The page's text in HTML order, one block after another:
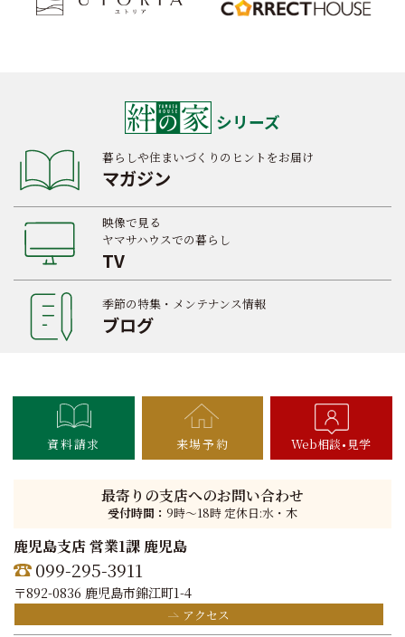
シリーズ
暮らしや住まいづくりのヒントをお届け
マガジン
映像で見る
ヤマサハウスでの暮らし
TV
季節の特集・メンテナンス情報
ブログ
資料請求 来場予約 Web相談 見学
最寄りの支店へのお問い合わせ
受付時間： 9時〜18時 定休日:水・木
鹿児島支店 営業1課 鹿児島
099-295-3911
〒892-0836 鹿児島市錦江町1-4
アクセス